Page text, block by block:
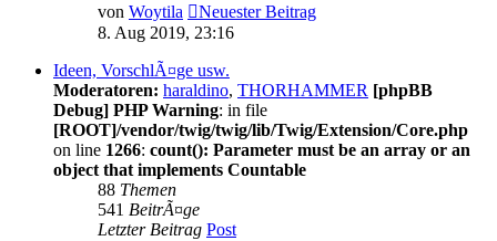
von Woytila
Neuester Beitrag
8. Aug 2019, 23:16
Ideen, VorschlÃ¤ge usw.
Moderatoren: haraldino, THORHAMMER [phpBB
Debug] PHP Warning: in file
[ROOT]/vendor/twig/twig/lib/Twig/Extension/Core.php
on line 1266: count(): Parameter must be an array or an
object that implements Countable
88 Themen
541 BeitrÃ¤ge
Letzter Beitrag Post